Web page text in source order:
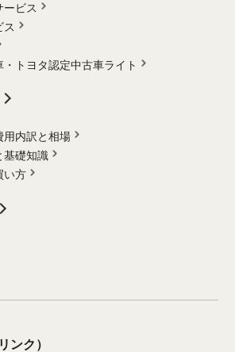
ービス
ス
トヨタ認定中古車ライト
用内訳と相場
基礎知識
い方
ンク）